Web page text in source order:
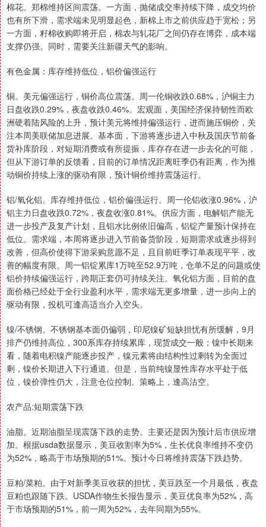
棉花。郑棉维持区间震荡。一方面，抛储成交率持续下降，成交均价
也有所下滑，需求端未见明显起色，新棉上市之前供应趋于宽松；另
一方面，籽棉收购即将开启，棉农与轧花厂之间仍存在博弈，成本端
支撑仍强。同时，需要关注新疆天气的影响。
有色金属：库存维持低位，铝价偏强运行
铜。美元偏强运行，铜价高位震荡。周一伦铜收跌0.68%，沪铜主力
日盘收跌0.29%，夜盘收跌0.46%。宏观面，美国经济保持韧性而欧
洲硬着陆风险的上升，预计美元将维持偏强运行，进而施压铜价，关
注本周美联储加息进展。基本面，下游将逐步进入中秋及国庆节前备
货补库阶段，对短期消费或有所提振，库存存在进一步去化的可能，
但从下游订单的反馈看，目前的订单情况距离旺季仍有距离，作为推
动铜价持续上涨的驱动有限，预计铜价维持震荡运行。
铝/氧化铝。库存维持低位，铝价偏强运行。周一伦铝收涨0.96%，沪
铝主力日盘收跌0.72%，夜盘收涨0.81%。供应方面，电解铝产能无
进一步投产及复产计划，且铝水比例依旧偏高，铝锭产量预计保持在
低位。需求端，本周将逐步进入节前备货阶段，短期需求或逐步得到
改善，但高价使得下游采购意愿不足，且目前旺季订单表现平平，改
善的幅度有限。周一铝锭累库1万吨至52.9万吨，仓单不足的问题或使
铝价持续偏强运行，跨期正套仍可持续关注。氧化铝方面，目前的盘
面价格已经处于全行业盈利水平，需求端无更多增量，进一步向上的
驱动有限，投机可逢高适当介入空头。
镍/不锈钢。不锈钢基本面仍偏弱，印尼镍矿短缺担忧有所缓解，9月
排产仍维持高位，300系库存持续累库，现货成交一般；镍中长期来
看，随着电积镍产能逐步投产，镍元素将由结构性过剩转为全面过
剩，镍价长期进入下行通道。但是，当前纯镍显性库存水平处于低
位，镍价弹性仍大，注意仓位控制。策略上，逢高沽空。
农产品:短期震荡下跌
油脂。近期油脂呈现震荡下跌的走势。主要还是因为预计后市供应增
加。根据usda数据显示，美豆收割率为5%，生长优良率维持不变仍
为52%，略高于市场预期的51%。预计今日将维持震荡下跌趋势。
豆粕/菜粕。由于对新季美豆收获的担忧，美豆跌至一个月最低，夜盘
豆粕也跟随下跌。USDA作物生长报告显示，美豆优良率为52%，高
于市场预期的51%，前一周为52%，去年同期为55%。